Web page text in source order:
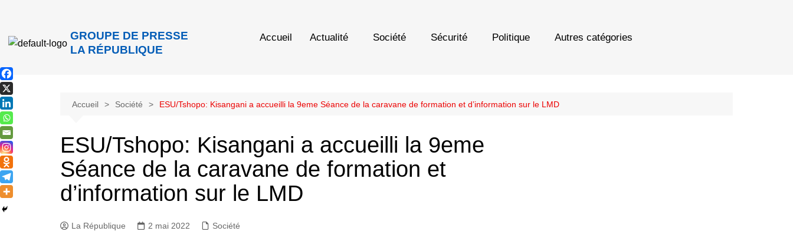
GROUPE DE PRESSE
LA RÉPUBLIQUE
Accueil Actualité Société Sécurité Politique Autres catégories
Accueil Société ESU/Tshopo: Kisangani a accueilli la 9eme Séance de la caravane de formation et d’information sur le LMD
ESU/Tshopo: Kisangani a accueilli la 9eme
Séance de la caravane de formation et
d’information sur le LMD
La République 2 mai 2022 Société